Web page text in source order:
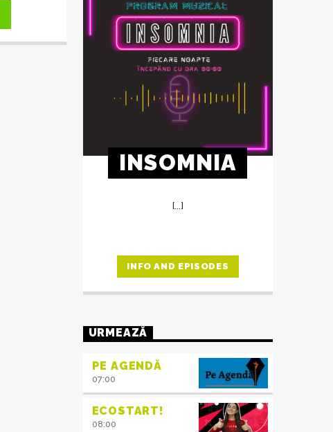
INSOMNIA
[...]
INFO AND EPISODES
URMEAZĂ
PE AGENDĂ
07:00
ECOSTART!
08:00